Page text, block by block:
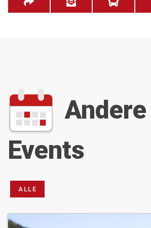
30.12.26 um 08:00 - 13:30
03.02.27 um 08:00 - 13:30
10.02.27 um 08:00 - 13:30
17.02.27 um 08:00 - 13:30
03.03.27 um 08:00 - 13:30
10.03.27 um 08:00 - 13:30
Andere
Events
ALLE